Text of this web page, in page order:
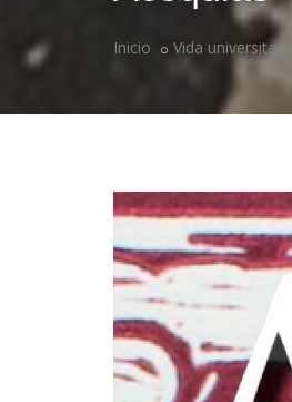
Inicio Vida universitaria